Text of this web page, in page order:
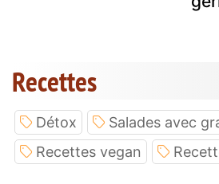
Recettes
Détox
Salades avec
Recettes vegan